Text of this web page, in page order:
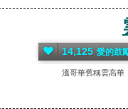
溫哥華舊稱雲高華
14,125 愛的鼓